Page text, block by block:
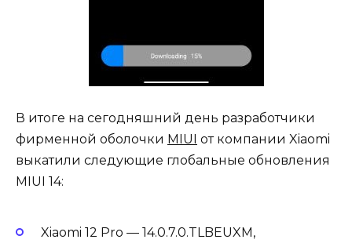
В итоге на сегодняшний день разработчики
фирменной оболочки MIUI от компании Xiaomi
выкатили следующие глобальные обновления
MIUI 14:
Xiaomi 12 Pro — 14.0.7.0.TLBEUXM,